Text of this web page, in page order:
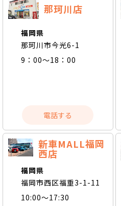
那珂川店
福岡県
那珂川市今光6-1
9：00～18：00
電話する
新車MALL福岡
西店
福岡県
福岡市西区福重3-1-11
10:00～17:30